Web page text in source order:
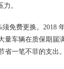
。
免费更换。2018
量车辆在质保期届
省一笔不菲的支出。